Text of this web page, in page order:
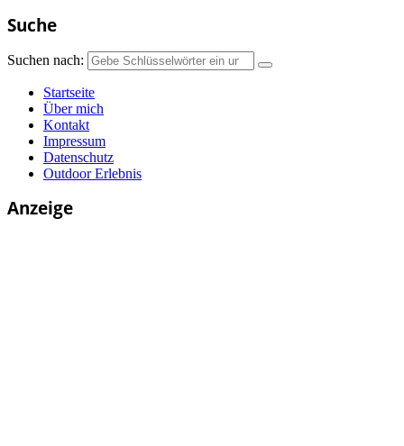
Suche
Suchen nach:
Startseite
Über mich
Kontakt
Impressum
Datenschutz
Outdoor Erlebnis
Anzeige